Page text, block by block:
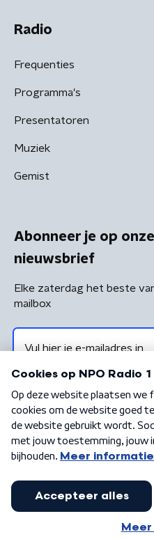
Radio
Frequenties
Programma's
Presentatoren
Muziek
Gemist
Abonneer je op
nieuwsbrief
Elke zaterdag het beste
mailbox
Algemene voorwaarden